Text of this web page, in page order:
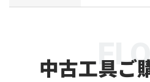
中古工具ご